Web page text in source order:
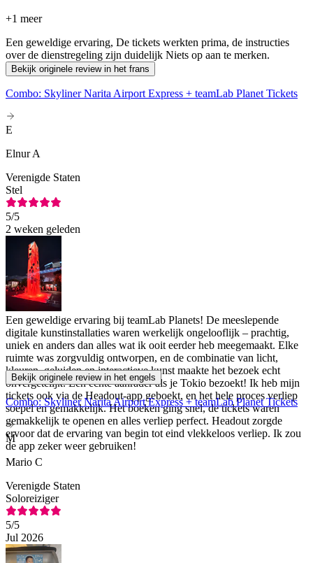
+1 meer
Een geweldige ervaring, De tickets werkten prima, de instructies
over de dienstregeling zijn duidelijk Niets op aan te merken.
Bekijk originele review in het frans
Combo: Skyliner Narita Airport Express + teamLab Planet Tickets
E
Elnur A
Verenigde Staten
Stel
5/5
2 weken geleden
Een geweldige ervaring bij teamLab Planets! De meeslepende
digitale kunstinstallaties waren werkelijk ongelooflijk – prachtig,
uniek en anders dan alles wat ik ooit eerder heb meegemaakt. Elke
ruimte was zorgvuldig ontworpen, en de combinatie van licht,
kleuren, geluiden en interactieve kunst maakte het bezoek echt
onvergetelijk. Een echte aanrader als je Tokio bezoekt! Ik heb mijn
tickets ook via de Headout-app geboekt, en het hele proces verliep
soepel en gemakkelijk. Het boeken ging snel, de tickets waren
gemakkelijk te openen en alles verliep perfect. Headout zorgde
ervoor dat de ervaring van begin tot eind vlekkeloos verliep. Ik zou
de app zeker weer gebruiken!
Bekijk originele review in het engels
Combo: Skyliner Narita Airport Express + teamLab Planet Tickets
M
Mario C
Verenigde Staten
Soloreiziger
5/5
Jul 2026